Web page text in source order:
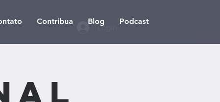
Contribua Blog Podcast
Login